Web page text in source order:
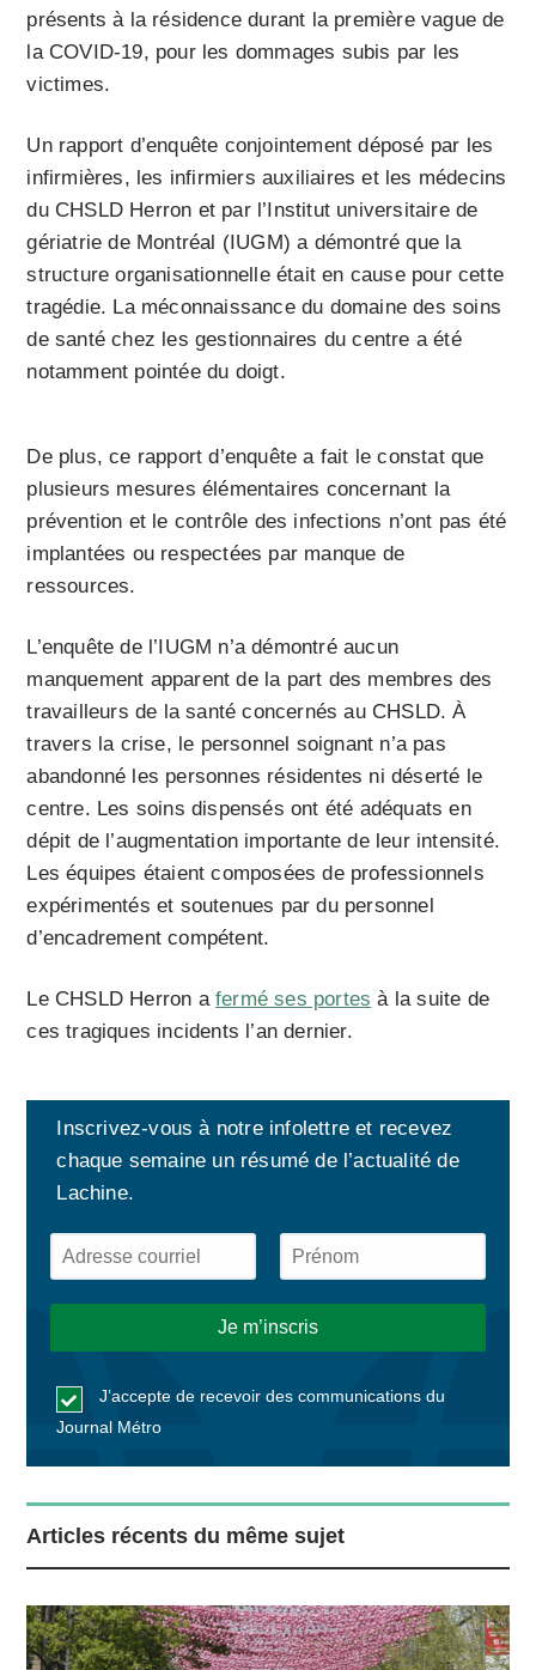
présents à la résidence durant la première vague de
la COVID-19, pour les dommages subis par les
victimes.
Un rapport d’enquête conjointement déposé par les
infirmières, les infirmiers auxiliaires et les médecins
du CHSLD Herron et par l’Institut universitaire de
gériatrie de Montréal (IUGM) a démontré que la
structure organisationnelle était en cause pour cette
tragédie. La méconnaissance du domaine des soins
de santé chez les gestionnaires du centre a été
notamment pointée du doigt.
De plus, ce rapport d’enquête a fait le constat que
plusieurs mesures élémentaires concernant la
prévention et le contrôle des infections n’ont pas été
implantées ou respectées par manque de
ressources.
L’enquête de l’IUGM n’a démontré aucun
manquement apparent de la part des membres des
travailleurs de la santé concernés au CHSLD. À
travers la crise, le personnel soignant n’a pas
abandonné les personnes résidentes ni déserté le
centre. Les soins dispensés ont été adéquats en
dépit de l’augmentation importante de leur intensité.
Les équipes étaient composées de professionnels
expérimentés et soutenues par du personnel
d’encadrement compétent.
Le CHSLD Herron afermé ses portes à la suite de
ces tragiques incidents l’an dernier.
Inscrivez-vous à notre infolettre et recevez
chaque semaine un résumé de l’actualité de
Lachine.
J’accepte de recevoir des communications du
Journal Métro
Articles récents du même sujet